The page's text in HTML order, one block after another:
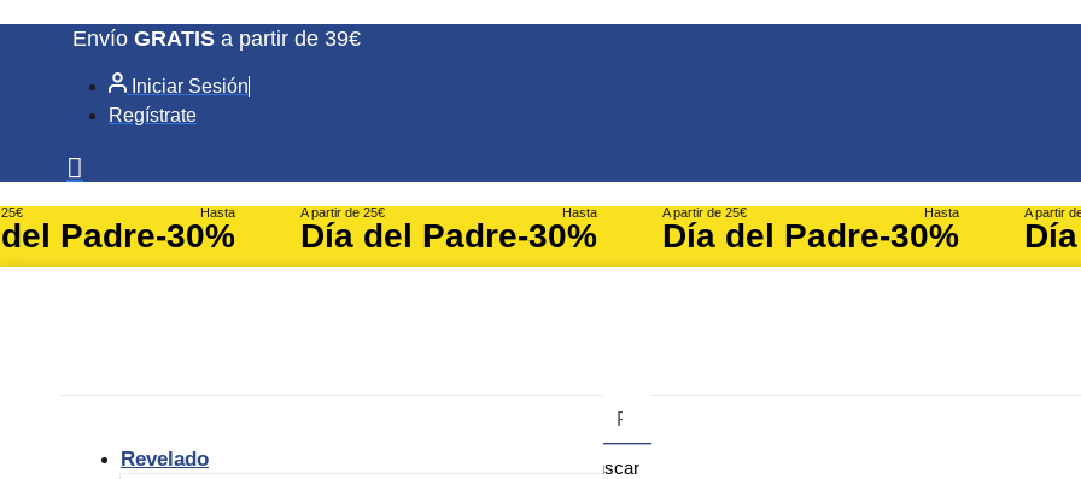
Envío GRATIS a partir de 39€
Iniciar Sesión
Regístrate
Padre
Hasta
-30%
A partir de 25€
Día del Padre
Hasta
-30%
A partir de 25€
Día del Padre
Hasta
-30%
A partir
Buscar
Revelado